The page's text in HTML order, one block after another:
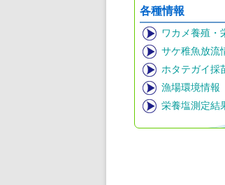
各種情報
ワカメ養殖・
サケ稚魚放流
ホタテガイ採
漁場環境情報
栄養塩測定結